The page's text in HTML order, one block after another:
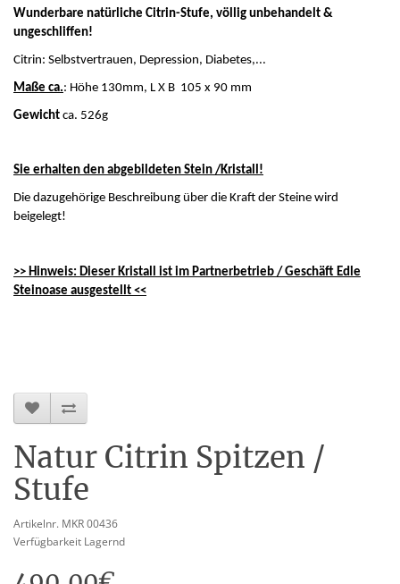
Wunderbare natürliche Citrin-Stufe, völlig unbehandelt &
ungeschliffen!
Citrin: Selbstvertrauen, Depression, Diabetes,...
Maße ca.: Höhe 130mm, L X B 105 x 90 mm
Gewicht ca. 526g
Sie erhalten den abgebildeten Stein /Kristall!
Die dazugehörige Beschreibung über die Kraft der Steine wird
beigelegt!
>> Hinweis: Dieser Kristall ist im Partnerbetrieb / Geschäft Edle
Steinoase ausgestellt <<
Natur Citrin Spitzen /
Stufe
Artikelnr. MKR 00436
Verfügbarkeit Lagernd